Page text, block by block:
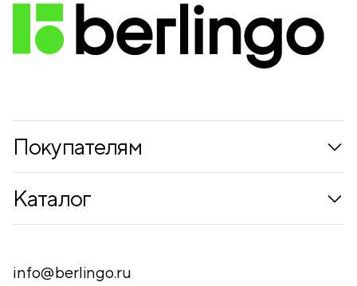
Покупателям
Контакты
Каталог
Письменные принадлежности
info@berlingo.ru